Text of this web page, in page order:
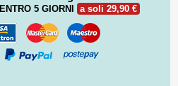
ENTRO 5 GIORNI a soli 29,90 €